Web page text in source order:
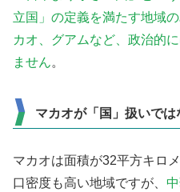
立国」の定義を満たす地域
カオ、グアムなど、政治的
ません。
マカオが「国」扱いでは
マカオは面積が32平方キロ
口密度も高い地域ですが、